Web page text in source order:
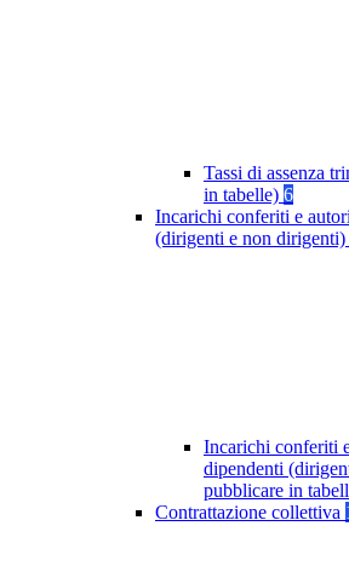
Tassi di assenza
in tabelle) 6
Incarichi conferiti e
(dirigenti e non dirigenti)
Incarichi conferiti
dipendenti
pubblicare in
Contrattazione collettiva